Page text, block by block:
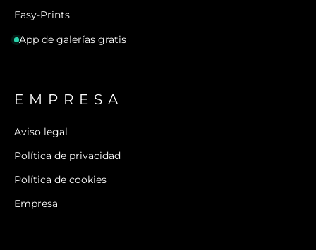
Easy-Prints
App de galerías gratis
EMPRESA
Aviso legal
Política de privacidad
Política de cookies
Empresa